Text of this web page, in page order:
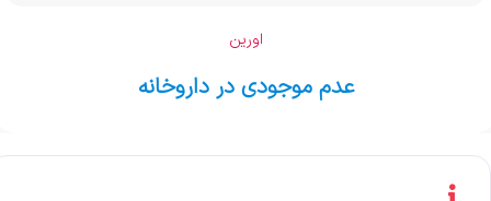
اورین
عدم موجودی در داروخانه